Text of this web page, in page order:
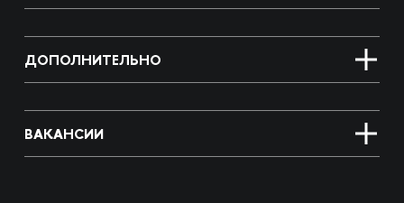
ДОПОЛНИТЕЛЬНО
ВАКАНСИИ